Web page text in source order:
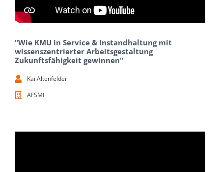
"Wie KMU in Service & Instandhaltung mit
wissenszentrierter Arbeitsgestaltung
Zukunftsfähigkeit gewinnen"
Kai Altenfelder
AFSMI